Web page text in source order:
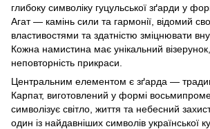
глибоку символіку гуцульської зґарди у
Агат — камінь сили та гармонії, відомий
властивостями та здатністю зміцнювати
Кожна намистина має унікальний
неповторність прикраси.
Центральним елементом є зґарда —
Карпат, виготовлений у формі
символізує світло, життя та небесний
один із найдавніших символів української